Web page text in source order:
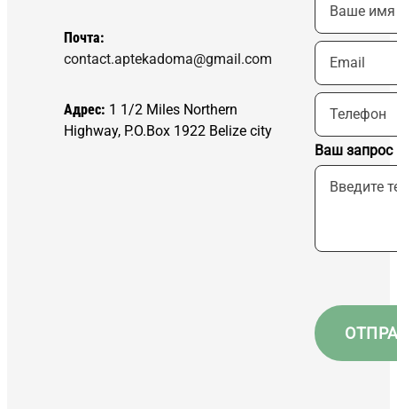
Почта:
contact.aptekadoma@gmail.com
Адрес: 1 1/2 Miles Northern
Highway, P.O.Box 1922 Belize city
Ваш запрос